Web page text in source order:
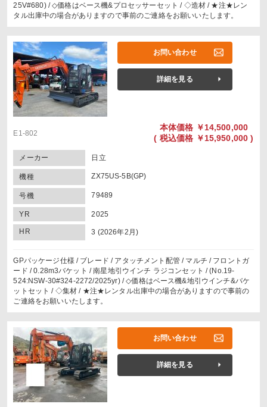
25V#680) / ◇価格はベース機&プロセッサーセット / ◇造材 / ★注★レン
タル出庫中の場合がありますので事前のご連絡をお願いいたします。
お問い合わせ
詳細を見る
E1-802
本体価格 ￥14,500,000
( 税込価格 ￥15,950,000 )
メーカー 日立
機種 ZX75US-5B(GP)
号機 79489
YR 2025
HR 3 (2026年2月)
GPパッケージ仕様 / ブレード / アタッチメント配管 / マルチ / フロントガ
ード / 0.28m3バケット / 南星地引ウインチ ラジコンセット / (No.19-
524:NSW-30#324-2272/2025yr) / ◇価格はベース機&地引ウインチ&バケ
ットセット / ◇集材 / ★注★レンタル出庫中の場合がありますので事前の
ご連絡をお願いいたします。
お問い合わせ
詳細を見る